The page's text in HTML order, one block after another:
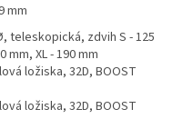
mm
teleskopická, zdvih S - 125
mm, XL - 190 mm
ložiska, 32D, BOOST
ložiska, 32D, BOOST